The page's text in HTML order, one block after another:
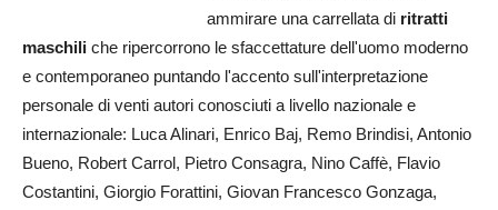
ammirare una carrellata di ritratti
maschili che ripercorrono le sfaccettature dell'uomo moderno
e contemporaneo puntando l'accento sull'interpretazione
personale di venti autori conosciuti a livello nazionale e
internazionale: Luca Alinari, Enrico Baj, Remo Brindisi, Antonio
Bueno, Robert Carrol, Pietro Consagra, Nino Caffè, Flavio
Costantini, Giorgio Forattini, Giovan Francesco Gonzaga,